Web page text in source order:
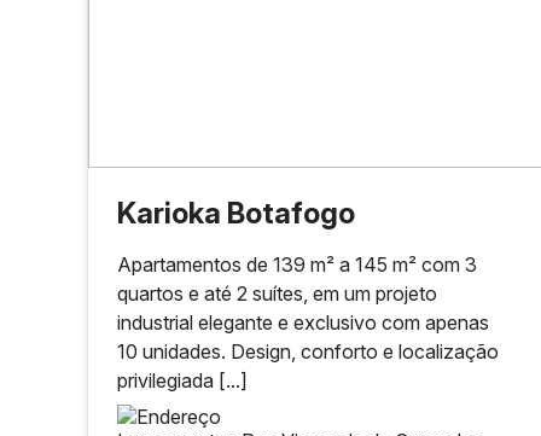
Karioka Botafogo
Apartamentos de 139 m² a 145 m² com 3
quartos e até 2 suítes, em um projeto
industrial elegante e exclusivo com apenas
10 unidades. Design, conforto e localização
privilegiada [...]